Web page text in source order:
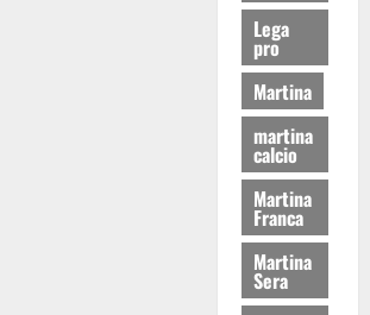
Lega
pro
Martina
martina
calcio
Martina
Franca
Martina
Sera